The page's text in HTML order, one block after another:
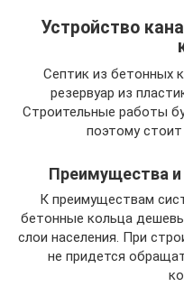
Устройство
Септик из бетонных
резервуар из
Строительные работы
поэтому
Преимущества
К преимуществам
бетонные кольца
слои населения. При
не придется